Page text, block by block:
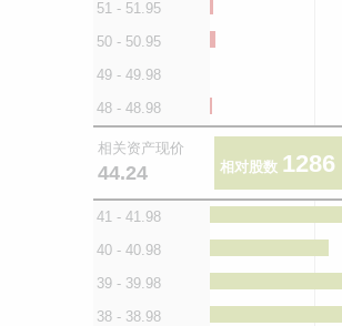
51 - 51.95
50 - 50.95
49 - 49.98
48 - 48.98
相关资产现价
44.24 相对股数 1286
41 - 41.98
40 - 40.98
39 - 39.98
38 - 38.98